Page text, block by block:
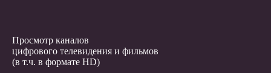
Просмотр каналов
цифрового телевидения и фильмов
(в т.ч. в формате HD)